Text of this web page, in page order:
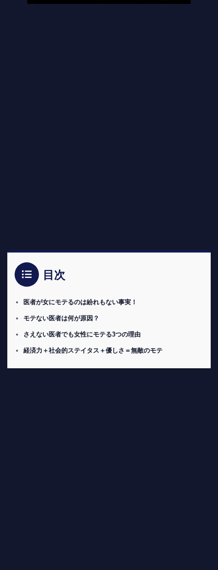
目次
医者が女にモテるのは紛れもない事実！
モテない医者は何が原因？
さえない医者でも女性にモテる3つの理由
経済力＋社会的ステイタス＋優しさ＝無敵のモテ